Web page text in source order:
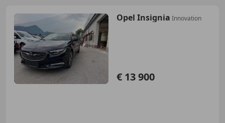
Opel Insignia Innovation
€ 13 900